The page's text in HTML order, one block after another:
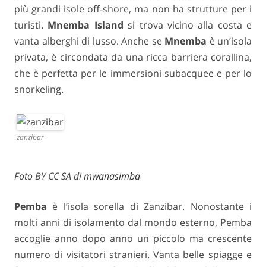
più grandi isole off-shore, ma non ha strutture per i
turisti. Mnemba Island si trova vicino alla costa e
vanta alberghi di lusso. Anche se Mnemba è un’isola
privata, è circondata da una ricca barriera corallina,
che è perfetta per le immersioni subacquee e per lo
snorkeling.
zanzibar
Foto BY CC SA dimwanasimba
Pemba è l’isola sorella di Zanzibar. Nonostante i
molti anni di isolamento dal mondo esterno, Pemba
accoglie anno dopo anno un piccolo ma crescente
numero di visitatori stranieri. Vanta belle spiagge e